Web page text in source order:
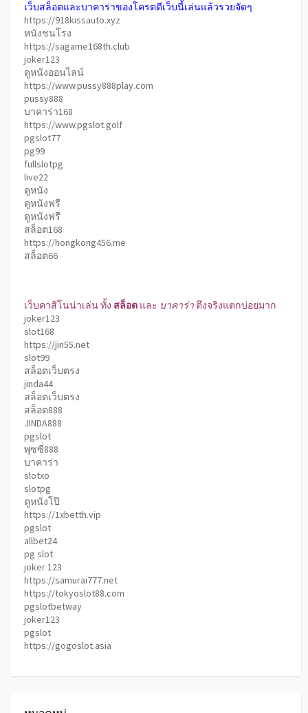
เว็บสล็อตและบาคาร่าของโครตดีเว็บนี้เล่นแล้วรวยจัดๆ
https://918kissauto.xyz
หนังชนโรง
https://sagame168th.club
joker123
ดูหนังออนไลน์
https://www.pussy888play.com
pussy888
บาคาร่า168
https://www.pgslot.golf
pgslot77
pg99
fullslotpg
live22
ดูหนัง
ดูหนังฟรี
ดูหนังฟรี
สล็อต168
https://hongkong456.me
สล็อต66
เว็บคาสิโนน่าเล่น ทั้ง สล็อต และ บาคาร่า ตึงจริงแตกบ่อยมาก
joker123
slot168
https://jin55.net
slot99
สล็อตเว็บตรง
jinda44
สล็อตเว็บตรง
สล็อต888
JINDA888
pgslot
พุซซี่888
บาคาร่า
slotxo
slotpg
ดูหนังโป๊
https://1xbetth.vip
pgslot
allbet24
pg slot
joker 123
https://samurai777.net
https://tokyoslot88.com
pgslotbetway
joker123
pgslot
https://gogoslot.asia